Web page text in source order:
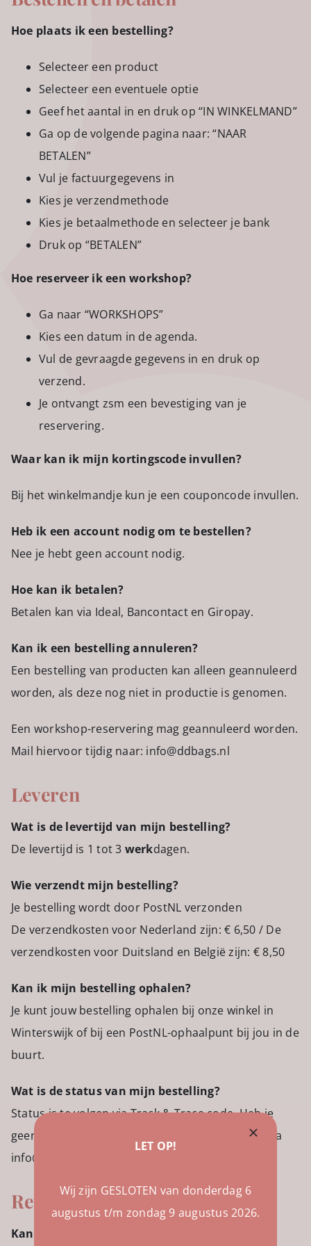
Hoe plaats ik een bestelling?
Selecteer een product
Selecteer een eventuele optie
Geef het aantal in en druk op “IN WINKELMAND”
Ga op de volgende pagina naar: “NAAR
BETALEN”
Vul je factuurgegevens in
Kies je verzendmethode
Kies je betaalmethode en selecteer je bank
Druk op “BETALEN”
Hoe reserveer ik een workshop?
Ga naar “WORKSHOPS”
Kies een datum in de agenda.
Vul de gevraagde gegevens in en druk op
verzend.
Je ontvangt zsm een bevestiging van je
reservering.
Waar kan ik mijn kortingscode invullen?
Bij het winkelmandje kun je een couponcode invullen.
Heb ik een account nodig om te bestellen?
Nee je hebt geen account nodig.
Hoe kan ik betalen?
Betalen kan via Ideal, Bancontact en Giropay.
Kan ik een bestelling annuleren?
Een bestelling van producten kan alleen geannuleerd
worden, als deze nog niet in productie is genomen.
Een workshop-reservering mag geannuleerd worden.
Mail hiervoor tijdig naar: info@ddbags.nl
Leveren
Wat is de levertijd van mijn bestelling?
De levertijd is 1 tot 3 werkdagen.
Wie verzendt mijn bestelling?
Je bestelling wordt door PostNL verzonden
De verzendkosten voor Nederland zijn: € 6,50 / De
verzendkosten voor Duitsland en België zijn: € 8,50
Kan ik mijn bestelling ophalen?
Je kunt jouw bestelling ophalen bij onze winkel in
Winterswijk of bij een PostNL-ophaalpunt bij jou in de
buurt.
Wat is de status van mijn bestelling?
Status is te volgen via Track & Trace code. Heb je
geen Track & Trace code ontvangen, neem dan via
info@ddbags.nl contact met mij op.
Retourneren
Kan ik mijn bestelling retourneren?
LET OP!
Wij zijn GESLOTEN van donderdag 6
augustus t/m zondag 9 augustus 2026.